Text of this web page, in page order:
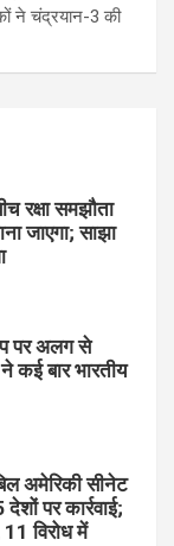
ने चंद्रयान-3 की
रक्षा समझौता
जाएगा; साझा
पर अलग से
कई बार भारतीय
अमेरिकी सीनेट
पर कार्रवाई;
विरोध में